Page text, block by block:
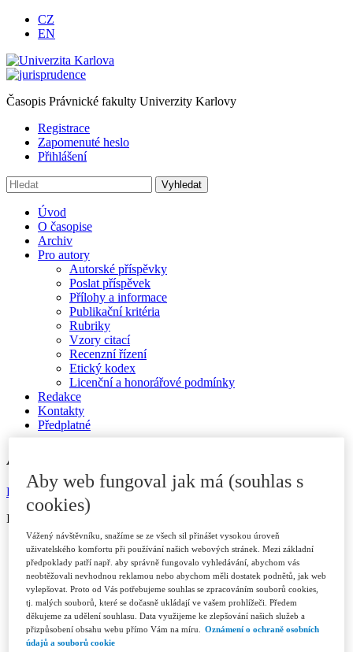
CZ
EN
Časopis Právnické fakulty Univerzity Karlovy
Registrace
Zapomenuté heslo
Přihlášení
Úvod
O časopise
Archiv
Pro autory
Autorské příspěvky
Poslat příspěvek
Přílohy a informace
Publikační kritéria
Rubriky
Vzory citací
Recenzní řízení
Etický kodex
Licenční a honorářové podmínky
Redakce
Kontakty
Předplatné
ARCHIV
Dostupné v ASPI
ISSN 1802-3843 (print)
Ročník 2026
Číslo 1/2026
Číslo 2/2026
Číslo 3/2026
Ročník 2025
Číslo 1/2025
Číslo 2/2025
Číslo 3/2025
Aby web fungoval jak má (souhlas s
cookies)
Vážený návštěvníku, snažíme se ze všech sil přinášet vysokou úroveň
uživatelského komfortu při používání našich webových stránek. Mezi základní
předpoklady patří např. aby správně fungovalo vyhledávání, abychom vás
neobtěžovali nevhodnou reklamou nebo abychom měli dostatek podnětů, jak web
vylepšovat. Proto od Vás potřebujeme souhlas se zpracováním souborů cookies,
tj. malých souborů, které se dočasně ukládají ve vašem prohlížeči. Předem
děkujeme za udělení souhlasu. Data využijeme ke zlepšování našich služeb a
přizpůsobení obsahu webu přímo Vám na míru.
Oznámení o ochraně osobních
údajů a souborů cookie